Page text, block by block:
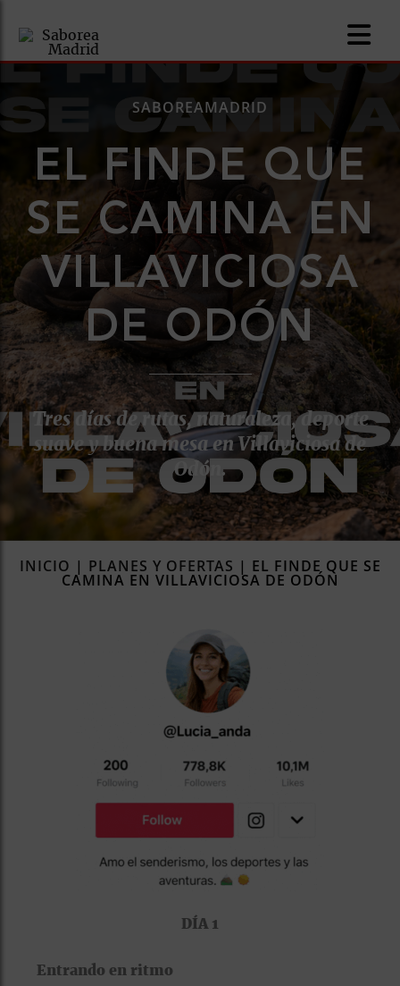
SABOREAMADRID
EL FINDE QUE
SE CAMINA EN
VILLAVICIOSA
DE ODÓN
Tres días de rutas, naturaleza, deporte
suave y buena mesa en Villaviciosa de
Odón.
INICIO | PLANES Y OFERTAS | EL FINDE QUE SE
CAMINA EN VILLAVICIOSA DE ODÓN
DÍA 1
Entrando en ritmo